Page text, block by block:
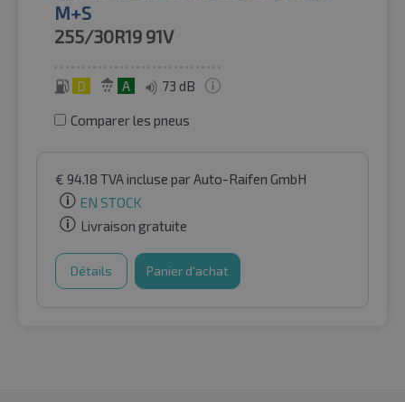
M+S
255/30R19 91V
D A 73 dB
Comparer les pneus
€ 94.18 TVA incluse par Auto-Raifen GmbH
EN STOCK
Livraison gratuite
Détails Panier d'achat